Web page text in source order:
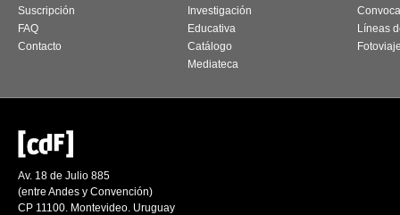
Suscripción
FAQ
Contacto
Investigación
Educativa
Catálogo
Mediateca
Líneas
Av. 18 de Julio 885
(entre Andes y Convención)
CP 11100. Montevideo. Uruguay